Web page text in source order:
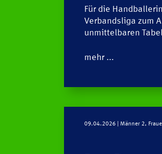
Für die
Verbandsliga zum
unmittelbaren
mehr ...
09.04.2026 | Männer 2,